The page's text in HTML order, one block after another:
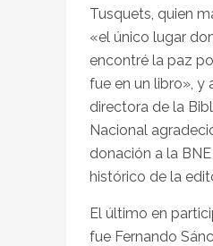
Tusquets, quien
«el único lugar
encontré la paz
fue en un libro», y
directora de la
Nacional
donación a la
histórico de la
El último en
fue Fernando